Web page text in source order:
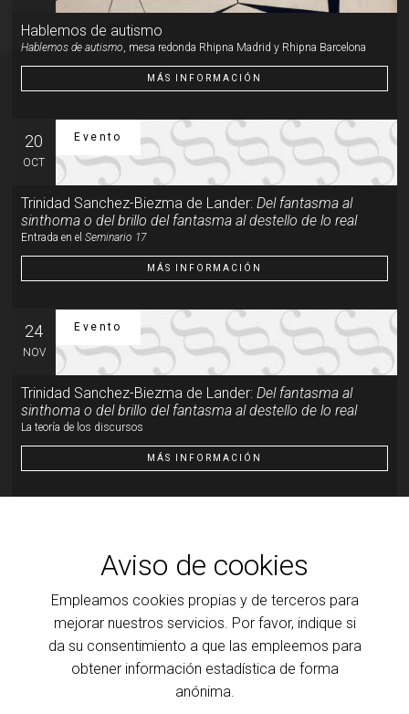
Aviso de cookies
Empleamos cookies propias y de terceros para
mejorar nuestros servicios. Por favor, indique si
da su consentimiento a que las empleemos para
obtener información estadística de forma
anónima.
Hablemos de autismo
Hablemos de autismo, mesa redonda Rhipna Madrid y Rhipna Barcelona
MÁS INFORMACIÓN
20
OCT
Evento
Trinidad Sanchez-Biezma de Lander:Del fantasma al
sinthoma o del brillo del fantasma al destello de lo real
Entrada en elSeminario 17
MÁS INFORMACIÓN
24
NOV
Evento
Trinidad Sanchez-Biezma de Lander:Del fantasma al
sinthoma o del brillo del fantasma al destello de lo real
La teoría de los discursos
MÁS INFORMACIÓN
sinthoma o del brillo del fantasma al destello de lo real
Del brillo del fantasma al destello de lo real
MÁS INFORMACIÓN